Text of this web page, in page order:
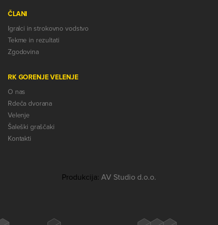
ČLANI
Igralci in strokovno vodstvo
Tekme in rezultati
Zgodovina
RK GORENJE VELENJE
O nas
Rdeča dvorana
Velenje
Šaleški graščaki
Kontakti
Produkcija: AV Studio d.o.o.